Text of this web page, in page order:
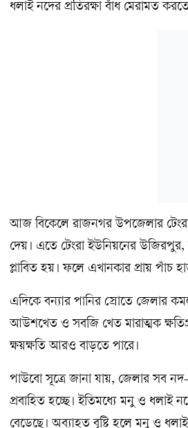
ধলাই নদের প্রতিরক্ষা বাঁধ মেরামত
আজ বিকেলে রাজনগর উপজেলার টেংরা
দেয়। এতে টেংরা ইউনিয়নের
প্লাবিত হয়। ফলে এখানকার প্রায় পাঁচ
এদিকে বন্যার পানির স্রোতে জেলার
আউশখেত ও সবজি খেত মারাত্মক
ক্ষয়ক্ষতি আরও বাড়তে পারে।
পাউবো সূত্রে জানা যায়, জেলার সব
প্রবাহিত হচ্ছে। ইতিমধ্যে মনু ও ধলাই
বেড়েছে। অব্যাহত বৃষ্টি হলে মনু ও